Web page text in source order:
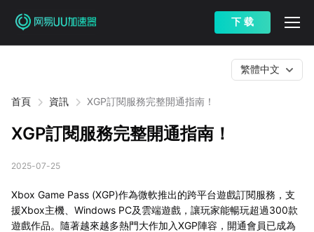
下 载
首頁 資訊 XGP訂閱服務完整開通指南！
繁體中文
XGP訂閱服務完整開通指南！
2025-07-25
Xbox Game Pass (XGP)作為微軟推出的跨平台遊戲訂閱服務，支
援Xbox主機、Windows PC及雲端遊戲，讓玩家能暢玩超過300款
遊戲作品。隨著越來越多熱門大作加入XGP陣容，開通會員已成為